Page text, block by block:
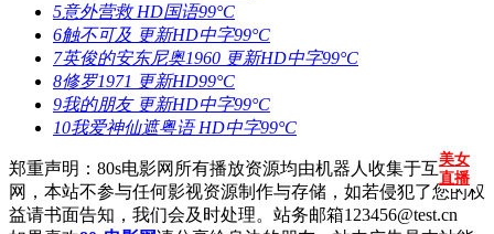
5意外营救 HD国语99°C
6触不可及 更新HD中字99°C
7英俊的安东尼奥1960 更新HD中字99°C
8修罗1971 更新HD99°C
9我的朋友 更新HD中字99°C
10我爱神仙遮粤语 HD中字99°C
郑重声明：80s电影网所有播放资源均由机器人收集于互联
网，本站不参与任何影视资源制作与存储，如若侵犯了您的权
益请书面告知，我们会及时处理。站务邮箱123456@test.cn
美女
直播